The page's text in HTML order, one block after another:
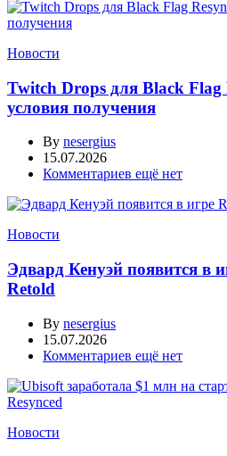
Новости
Twitch Drops для Black Flag
условия получения
By nesergius
15.07.2026
Комментариев ещё нет
Новости
Эдвард Кенуэй появится в
Retold
By nesergius
15.07.2026
Комментариев ещё нет
Новости